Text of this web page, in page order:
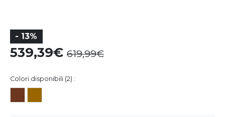
- 13%
539,39 619,99
Colori disponibili (2) :